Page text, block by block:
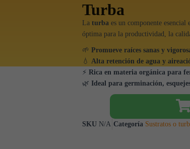
Turba
La turba es un componente
óptima para la productividad, la
🌱 Promueve raíces sanas y
💧 Alta retención de agua y
⚡ Rica en materia orgánica para
🌿 Ideal para germinación,
SKU N/A Categoría Sustratos o